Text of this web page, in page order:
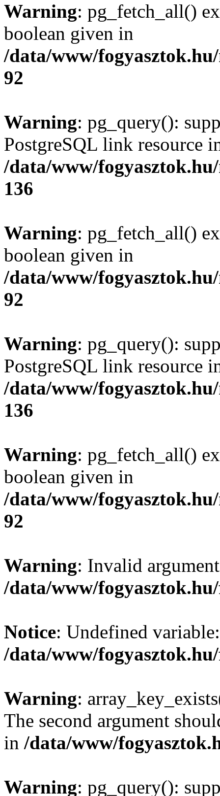
Warning: pg_fetch_all()
boolean given in
/data/www/
92
Warning: pg_query():
PostgreSQL link resource
/data/www/
136
Warning: pg_fetch_all()
boolean given in
/data/www/
92
Warning: pg_query():
PostgreSQL link resource
/data/www/
136
Warning: pg_fetch_all()
boolean given in
/data/www/
92
Warning: Invalid
/data/www/
Notice: Undefined
/data/www/
Warning:
The second argument
in /data/www/
Warning: pg_query():